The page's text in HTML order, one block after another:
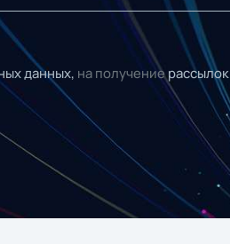
данных, на получениерассылок